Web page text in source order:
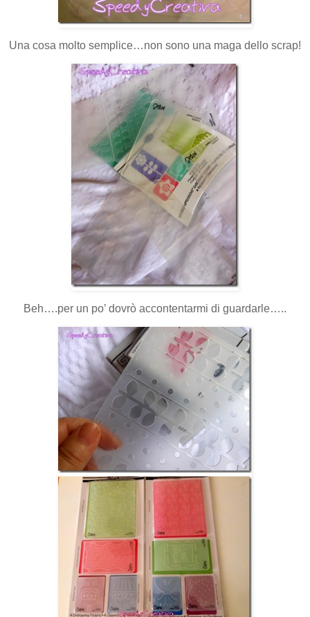
Una cosa molto semplice…non sono una maga dello scrap!
Beh….per un po’ dovrò accontentarmi di guardarle…..